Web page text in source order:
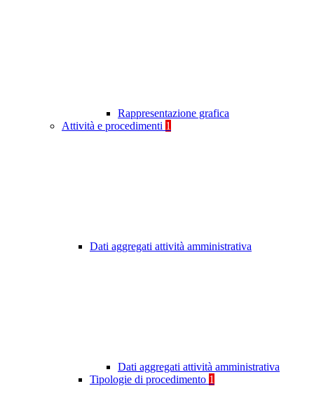
Rappresentazione grafica
Attività e procedimenti 1
Dati aggregati attività amministrativa
Dati aggregati attività amministrativa
Tipologie di procedimento 1